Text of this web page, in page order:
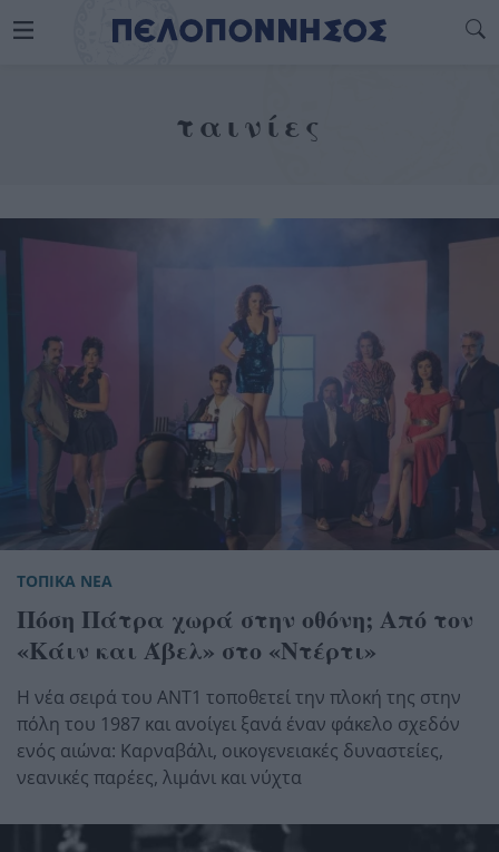
ταινίες
ΤΟΠΙΚΑ ΝΕΑ
Πόση Πάτρα χωρά στην οθόνη; Από τον
«Κάιν και Άβελ» στο «Ντέρτι»
Η νέα σειρά του ΑΝΤ1 τοποθετεί την πλοκή της στην
πόλη του 1987 και ανοίγει ξανά έναν φάκελο σχεδόν
ενός αιώνα: Καρναβάλι, οικογενειακές δυναστείες,
νεανικές παρέες, λιμάνι και νύχτα